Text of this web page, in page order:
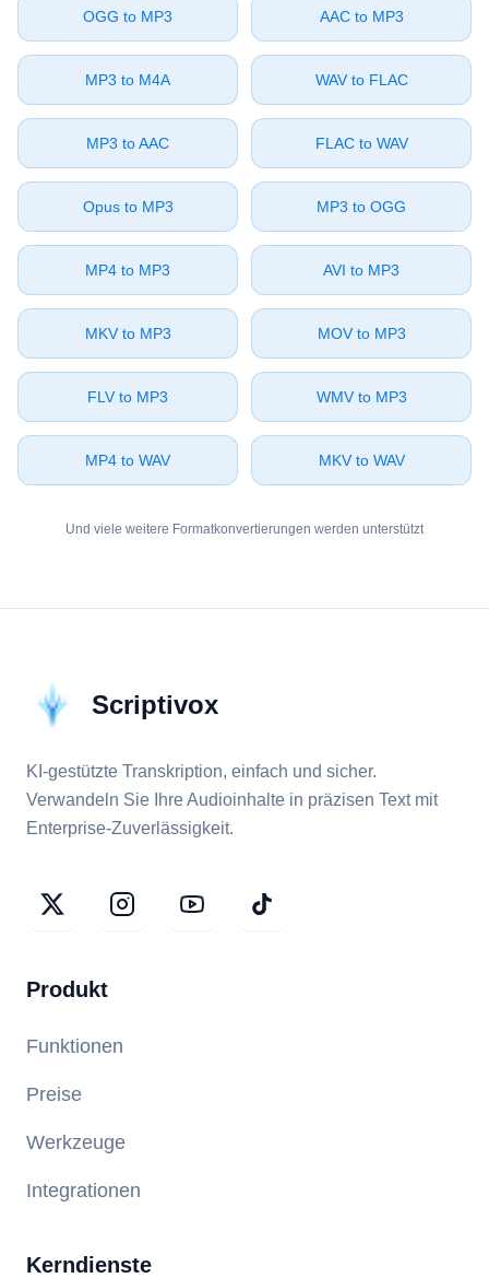
⁦OGG⁩ to ⁦MP3⁩ ⁦AAC⁩ to ⁦MP3⁩
⁦MP3⁩ to ⁦M4A⁩ ⁦WAV⁩ to ⁦FLAC⁩
⁦MP3⁩ to ⁦AAC⁩ ⁦FLAC⁩ to ⁦WAV⁩
⁦Opus⁩ to ⁦MP3⁩ ⁦MP3⁩ to ⁦OGG⁩
⁦MP4⁩ to ⁦MP3⁩ ⁦AVI⁩ to ⁦MP3⁩
⁦MKV⁩ to ⁦MP3⁩ ⁦MOV⁩ to ⁦MP3⁩
⁦FLV⁩ to ⁦MP3⁩ ⁦WMV⁩ to ⁦MP3⁩
⁦MP4⁩ to ⁦WAV⁩ ⁦MKV⁩ to ⁦WAV⁩
Und viele weitere Formatkonvertierungen werden unterstützt
Scriptivox
KI-gestützte Transkription, einfach und sicher.
Verwandeln Sie Ihre Audioinhalte in präzisen Text mit
Enterprise-Zuverlässigkeit.
Produkt
Funktionen
Preise
Werkzeuge
Integrationen
Kerndienste